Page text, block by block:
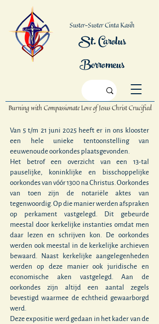
Burning with Compassionate Loveof Jesus Christ Crucified
St. Carolus
Borromeus
Suster-Suster Cinta Kasih
Van 5 t/m 21 juni 2025 heeft er in ons klooster
een hele unieke tentoonstelling van
eeuwenoude oorkondes plaatsgevonden.
Het betrof een overzicht van een 13-tal
pauselijke, koninklijke en bisschoppelijke
oorkondes van vóór 1300 na Christus. Oorkondes
van toen zijn de notariële aktes van
tegenwoordig. Op die manier werden afspraken
op perkament vastgelegd. Dit gebeurde
meestal door kerkelijke instanties omdat men
daar lezen en schrijven kon. De oorkondes
werden ook meestal in de kerkelijke archieven
bewaard. Naast kerkelijke aangelegenheden
werden op deze manier ook juridische en
economische aken vastgelegd. Aan de
oorkondes zijn altijd een aantal zegels
bevestigd waarmee de echtheid gewaarborgd
werd.
Deze expositie werd gedaan in het kader van de